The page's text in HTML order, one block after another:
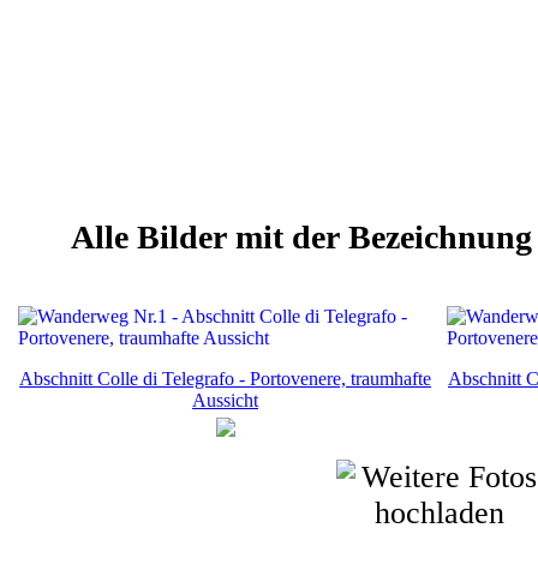
Alle Bilder mit der
Abschnitt Colle di Telegrafo - Portovenere, traumhafte
Aussicht
Abschnitt